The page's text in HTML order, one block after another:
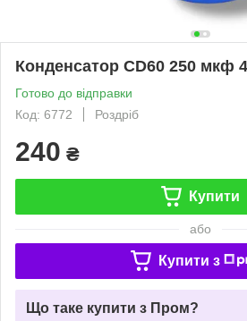
Конденсатор CD60 250 мкф
Готово до відправки
Код: 6772
Роздріб
240 ₴
Купити
або
Купити з
Що таке купити з Пром?